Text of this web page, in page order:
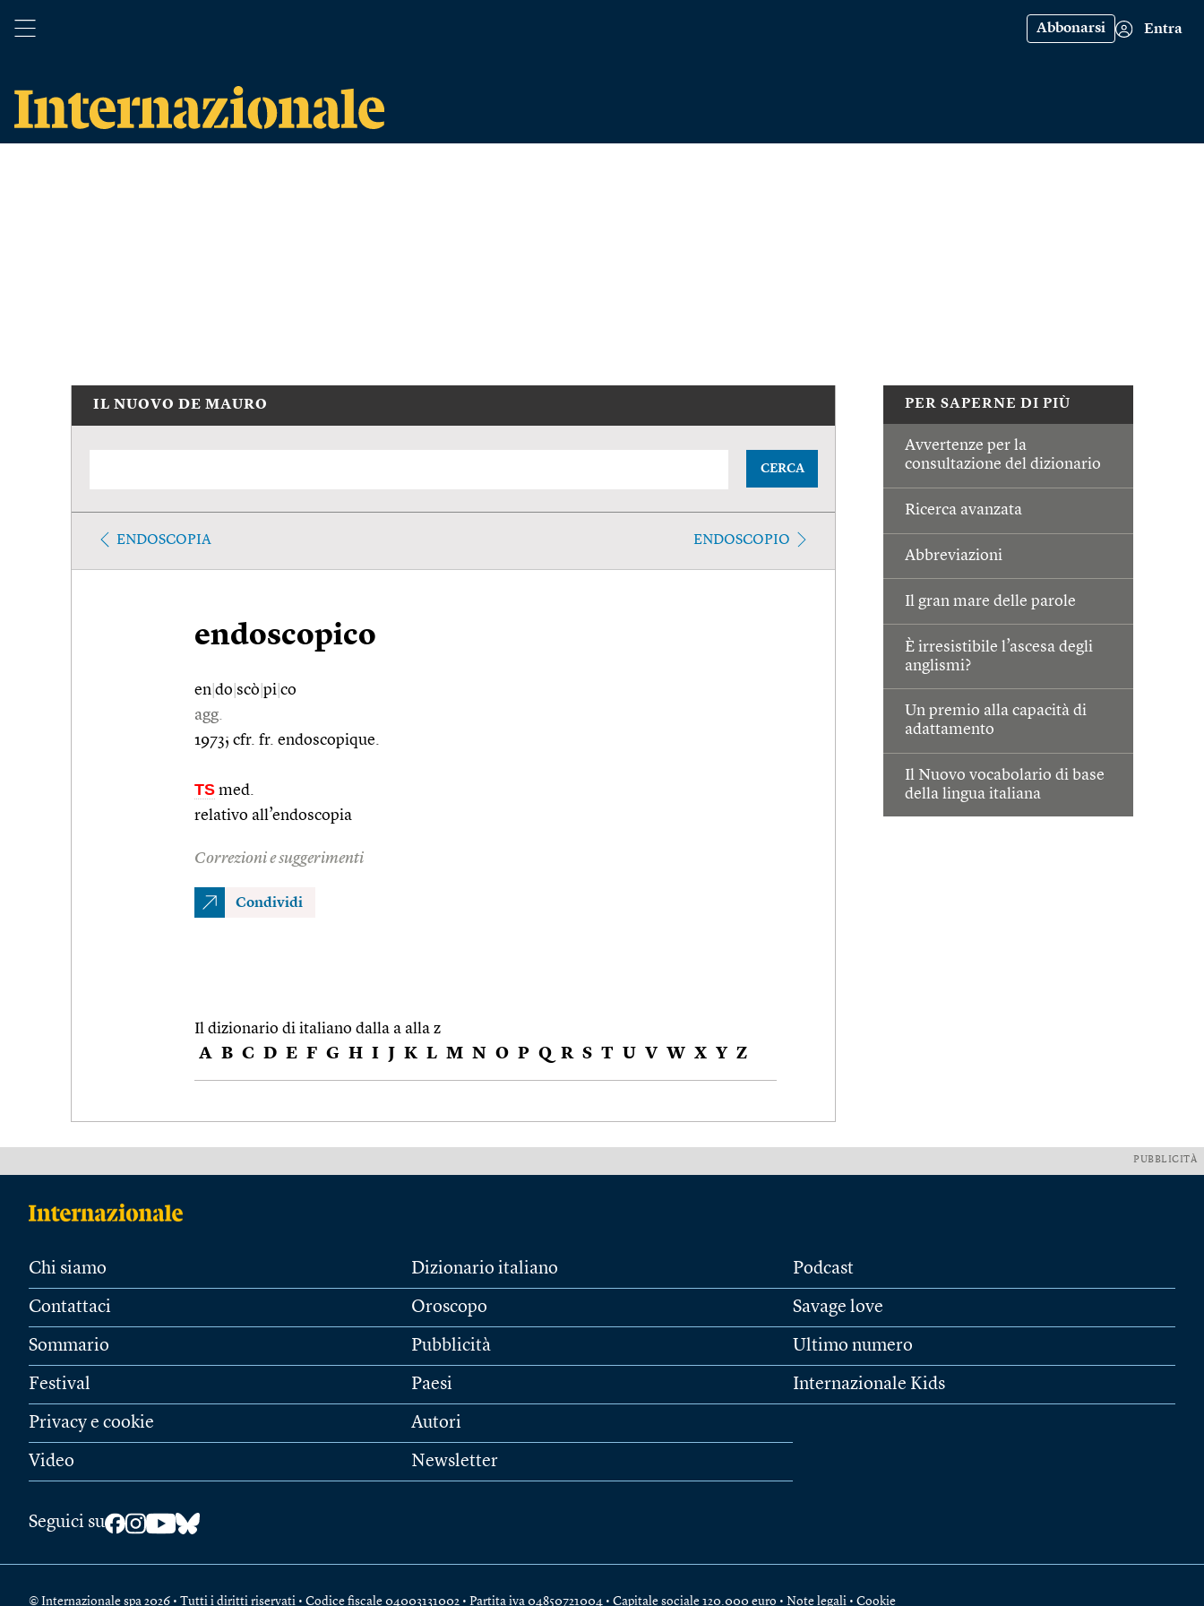
Abbonarsi Entra
PER SAPERNE DI PIÙ
Avvertenze per la
consultazione del dizionario
Ricerca avanzata
Abbreviazioni
Il gran mare delle parole
È irresistibile l’ascesa degli
anglismi?
Un premio alla capacità di
adattamento
Il Nuovo vocabolario di base
della lingua italiana
IL NUOVO DE MAURO
CERCA
ENDOSCOPIA ENDOSCOPIO
endoscopico
en do scò pi co
agg.
1973; cfr. fr. endoscopique.
TS med.
relativo all’endoscopia
Correzioni e suggerimenti
Condividi
Il dizionario di italiano dalla a alla z
A B C D E F G H I J K L M N O P Q R S T U V W X Y Z
PUBBLICITÀ
Chi siamo
Contattaci
Sommario
Festival
Privacy e cookie
Video
Dizionario italiano
Oroscopo
Pubblicità
Paesi
Autori
Newsletter
Podcast
Savage love
Ultimo numero
Internazionale Kids
Seguici su
© Internazionale spa 2026 • Tutti i diritti riservati • Codice fiscale 04003131002 • Partita iva 04850721004 • Capitale sociale 120.000 euro • Note legali • Cookie